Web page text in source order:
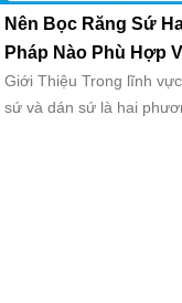
Nên Bọc Răng Sứ
Pháp Nào Phù Hợp
Giới Thiệu Trong lĩnh
sứ và dán sứ là hai